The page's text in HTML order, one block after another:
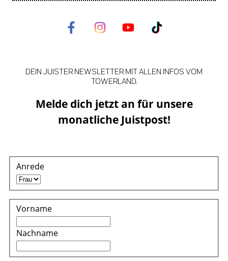
Melde dich jetzt an für unsere
monatliche Juistpost!
DEIN JUISTER NEWSLETTER MIT ALLEN INFOS VOM
TÖWERLAND.
Anrede
Vorname
Nachname